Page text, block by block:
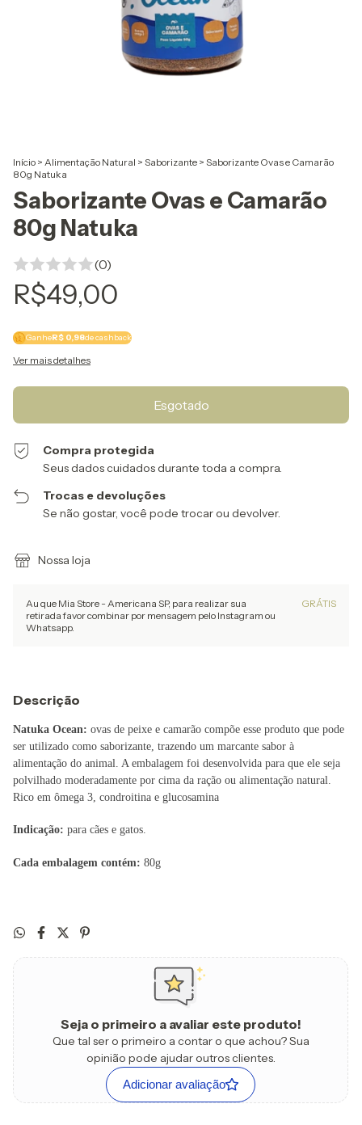
Início > Alimentação Natural > Saborizante > Saborizante Ovas e Camarão
80g Natuka
Saborizante Ovas e Camarão
80g Natuka
(0)
R$49,00
GanheR$ 0,98de cashback
Ver mais detalhes
Compra protegida
Seus dados cuidados durante toda a compra.
Trocas e devoluções
Se não gostar, você pode trocar ou devolver.
Nossa loja
Au que Mia Store - Americana SP, para realizar sua
retirada favor combinar por mensagem pelo Instagram ou
Whatsapp.
GRÁTIS
Descrição
Natuka Ocean: ovas de peixe e camarão compõe esse produto que pode
ser utilizado como saborizante, trazendo um marcante sabor à
alimentação do animal. A embalagem foi desenvolvida para que ele seja
polvilhado moderadamente por cima da ração ou alimentação natural.
Rico em ômega 3, condroitina e glucosamina
Indicação: para cães e gatos.
Cada embalagem contém: 80g
Seja o primeiro a avaliar este produto!
Que tal ser o primeiro a contar o que achou? Sua
opinião pode ajudar outros clientes.
Adicionar avaliação